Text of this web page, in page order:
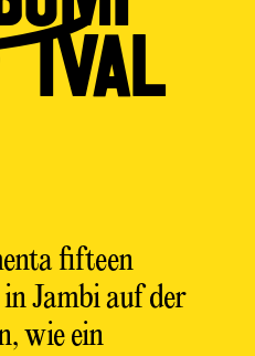
fifteen
Jambi auf der
wie ein